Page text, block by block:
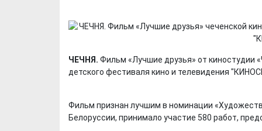
ЧЕЧНЯ. Фильм «Лучшие друзья» от киностудии
детского фестиваля кино и телевидения
Фильм признан лучшим в номинации
Белоруссии, принимало участие 580 работ,